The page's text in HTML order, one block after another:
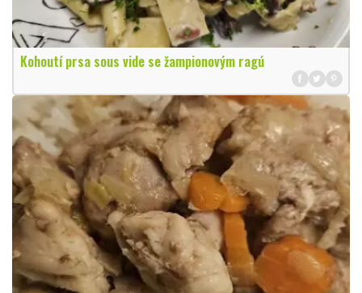
Kohoutí prsa sous vide se žampionovým ragú